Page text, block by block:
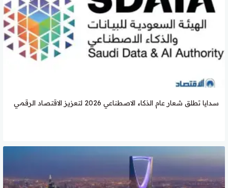
سدايا تطلق شعار عام الذكاء الاصطناعي 2026 لتعزيز الاقتصاد الرقمي